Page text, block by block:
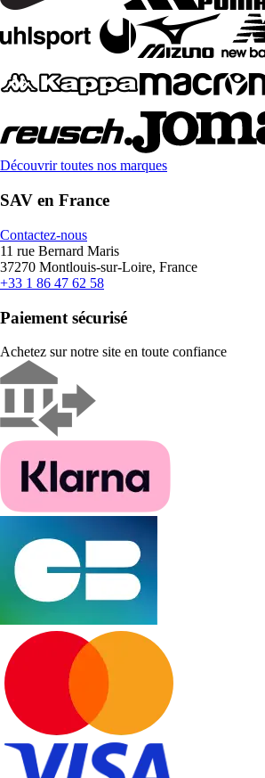
Découvrir toutes nos marques
SAV en France
Contactez-nous
11 rue Bernard Maris
37270 Montlouis-sur-Loire, France
+33 1 86 47 62 58
Paiement sécurisé
Achetez sur notre site en toute confiance